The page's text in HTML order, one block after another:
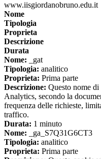
www.iisgiordanobruno.edu.it
Nome
Tipologia
Proprieta
Descrizione
Durata
Nome: _gat
Tipologia: analitico
Proprieta: Prima parte
Descrizione: Questo nome
Analytics, secondo la
frequenza delle richieste,
traffico.
Durata: 1 minuto
Nome: _ga_S7Q31G6CT3
Tipologia: analitico
Proprieta: Prima parte